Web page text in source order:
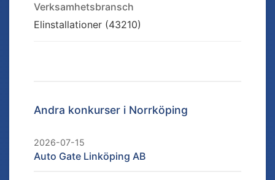
Verksamhetsbransch
Elinstallationer (43210)
Andra konkurser i Norrköping
2026-07-15
Auto Gate Linköping AB